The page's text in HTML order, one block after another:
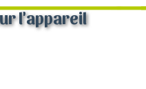
l'appareil